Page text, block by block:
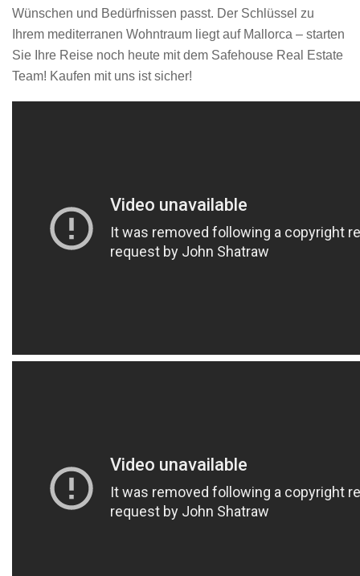
Wünschen und Bedürfnissen passt. Der Schlüssel zu
Ihrem mediterranen Wohntraum liegt auf Mallorca – starten
Sie Ihre Reise noch heute mit dem Safehouse Real Estate
Team! Kaufen mit uns ist sicher!